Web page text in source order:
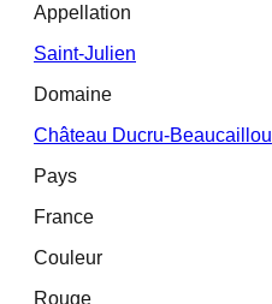
Appellation
Saint-Julien
Domaine
Château Ducru-Beaucaillou
Pays
France
Couleur
Rouge